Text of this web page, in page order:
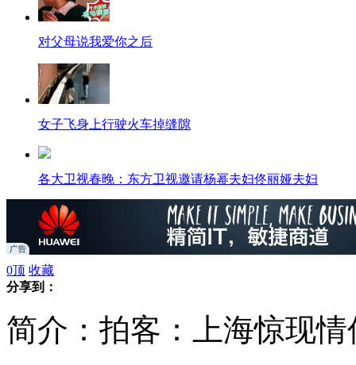
对父母说我爱你之后
女子飞身上行驶火车掉缝隙
各大卫视春晚：东方卫视邀请杨幂夫妇佟丽娅夫妇
互联网巨头掀"红包大战" 拿用户钱发红包无本万利
潘基文在古巴街头理发 引民众围观
0顶 收藏
分享到：
简介：拍客：上海惊现